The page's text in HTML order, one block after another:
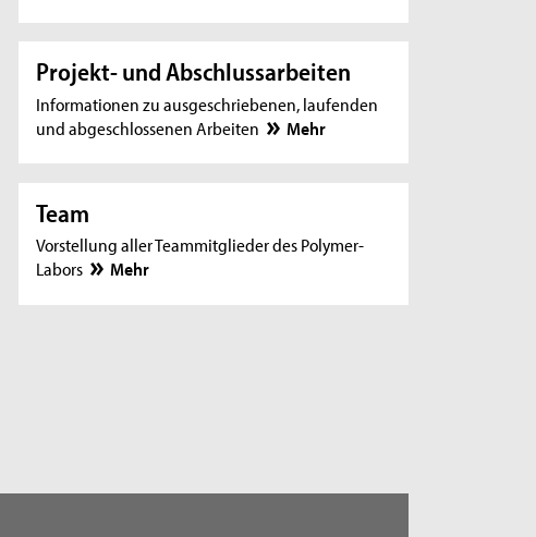
Projekt- und Abschlussarbeiten
Informationen zu ausgeschriebenen, laufenden
und abgeschlossenen Arbeiten
Mehr
Team
Vorstellung aller Teammitglieder des Polymer-
Labors
Mehr